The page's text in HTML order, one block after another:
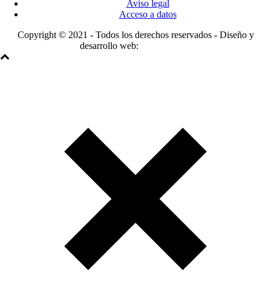
Copyright © 2021 - Todos los derechos reservados - Diseño y
desarrollo web:
Aviso legal
Acceso a datos